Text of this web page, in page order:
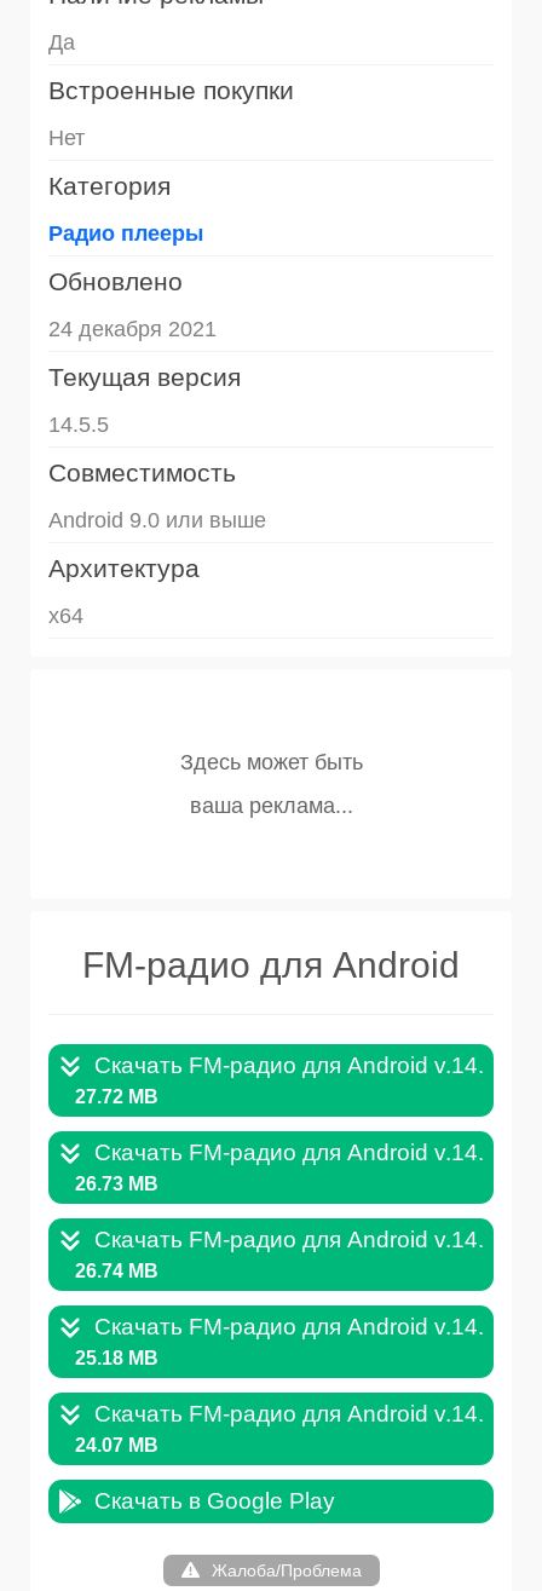
Да
Встроенные покупки
Нет
Категория
Радио плееры
Обновлено
24 декабря 2021
Текущая версия
14.5.5
Совместимость
Android 9.0 или выше
Архитектура
x64
FM-радио для Android
Скачать FM-радио для Android
27.72 MB
Скачать FM-радио для Android
26.73 MB
Скачать FM-радио для Android
26.74 MB
Скачать FM-радио для Android
25.18 MB
Скачать FM-радио для Android
24.07 MB
Скачать в Google Play
Жалоба/Проблема